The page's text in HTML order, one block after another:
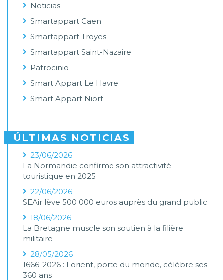
Noticias
Smartappart Caen
Smartappart Troyes
Smartappart Saint-Nazaire
Patrocinio
Smart Appart Le Havre
Smart Appart Niort
ÚLTIMAS NOTICIAS
23/06/2026
La Normandie confirme son attractivité
touristique en 2025
22/06/2026
SEAir lève 500 000 euros auprès du grand public
18/06/2026
La Bretagne muscle son soutien à la filière
militaire
28/05/2026
1666-2026 : Lorient, porte du monde, célèbre ses
360 ans